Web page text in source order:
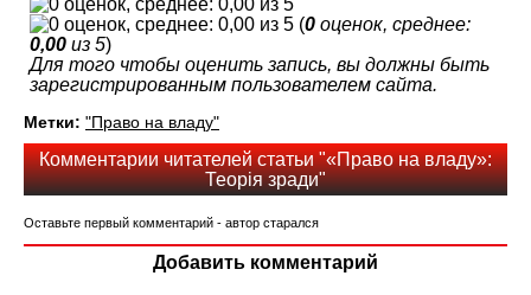
(0 оценок, среднее:
0,00 из 5)
Для того чтобы оценить запись, вы должны быть
зарегистрированным пользователем сайта.
Метки: "Право на владу"
Комментарии читателей статьи "«Право на владу»:
Теорія зради"
Оставьте первый комментарий - автор старался
Добавить комментарий